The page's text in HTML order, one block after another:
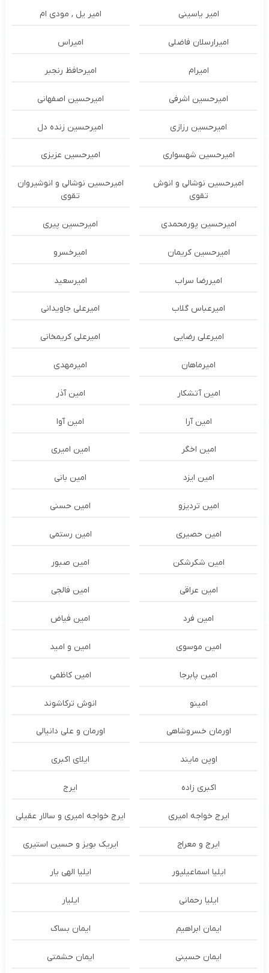
امیر یاسینی امیر یل , مودی ام
امیرارسلان فاضلی امیراس
امیرام امیرحافظ رنجبر
امیرحسین اشرفی امیرحسین اصفهانی
امیرحسین رزازی امیرحسین زنده دل
امیرحسین شهسواری امیرحسین عزیزی
امیرحسین نوشالی و انوش
تقوی
امیرحسین نوشالی و انوشیروان
تقوی
امیرحسین پورمحمدی امیرحسین پیری
امیرحسین کریمان امیرخسرو
امیررضا سراب امیرسعید
امیرعباس گلاب امیرعلی جاویدانی
امیرعلی رضایی امیرعلی کریمخانی
امیرماهان امیرمهدی
امین آتشکار امین آذر
امین آرا امین آوا
امین اخگر امین امیری
امین ایزد امین بانی
امین تردیزو امین حسنی
امین حصیری امین رستمی
امین شکرشکن امین صبور
امین عراقی امین فالجی
امین فرد امین فیاض
امین موسوی امین و امید
امین پابرجا امین کاظمی
امینو انوش ترکاشوند
اورمان خسروشاهی اورمان و علی دانیالی
اوپن مایند ايلاى اكبرى
اکبری زاده ایرج
ایرج خواجه امیری ایرج خواجه امیری و سالار عقیلی
ایرج و معراج ایریک بویز و حسین استیری
ایلیا اسماعیلپور ایلیا الهی یار
ایلیا رحمانی ایلیار
ایمان ابراهیم ایمان بساک
ایمان حسینی ایمان حشمتی